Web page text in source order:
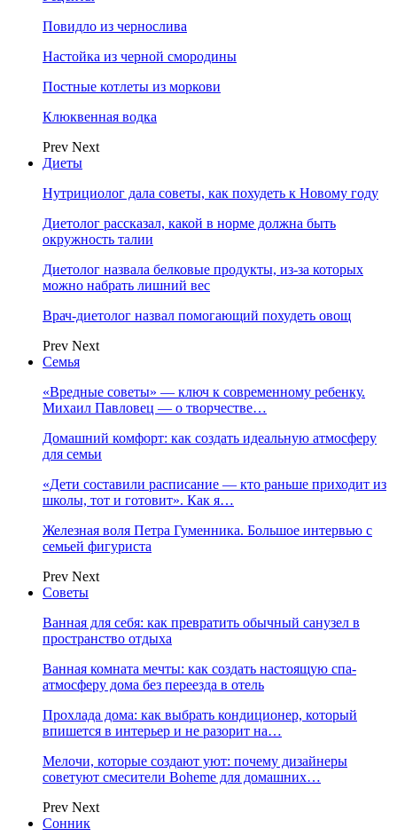
Повидло из чернослива
Настойка из черной смородины
Постные котлеты из моркови
Клюквенная водка
Prev Next
Диеты
Нутрициолог дала советы, как похудеть к Новому году
Диетолог рассказал, какой в норме должна быть
окружность талии
Диетолог назвала белковые продукты, из-за которых
можно набрать лишний вес
Врач-диетолог назвал помогающий похудеть овощ
Prev Next
Семья
«Вредные советы» — ключ к современному ребенку.
Михаил Павловец — о творчестве…
Домашний комфорт: как создать идеальную атмосферу
для семьи
«Дети составили расписание — кто раньше приходит из
школы, тот и готовит». Как я…
Железная воля Петра Гуменника. Большое интервью с
семьей фигуриста
Prev Next
Советы
Ванная для себя: как превратить обычный санузел в
пространство отдыха
Ванная комната мечты: как создать настоящую спа-
атмосферу дома без переезда в отель
Прохлада дома: как выбрать кондиционер, который
впишется в интерьер и не разорит на…
Мелочи, которые создают уют: почему дизайнеры
советуют смесители Boheme для домашних…
Prev Next
Сонник